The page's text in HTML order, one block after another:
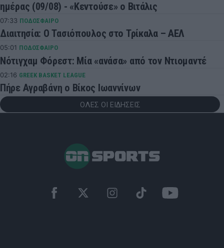
ημέρας (09/08) - «Κεντούσε» ο Βιτάλις
07:33 ΠΟΔΟΣΦΑΙΡΟ
Διαιτησία: Ο Τασιόπουλος στο Τρίκαλα – ΑΕΛ
05:01 ΠΟΔΟΣΦΑΙΡΟ
Νότιγχαμ Φόρεστ: Μία «ανάσα» από τον Ντιομαντέ
02:16 GREEK BASKET LEAGUE
Πήρε Αγραβάνη ο Βίκος Ιωαννίνων
ΟΛΕΣ ΟΙ ΕΙΔΗΣΕΙΣ